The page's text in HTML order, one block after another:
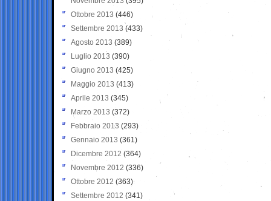
Ottobre 2013 (446)
Settembre 2013 (433)
Agosto 2013 (389)
Luglio 2013 (390)
Giugno 2013 (425)
Maggio 2013 (413)
Aprile 2013 (345)
Marzo 2013 (372)
Febbraio 2013 (293)
Gennaio 2013 (361)
Dicembre 2012 (364)
Novembre 2012 (336)
Ottobre 2012 (363)
Settembre 2012 (341)